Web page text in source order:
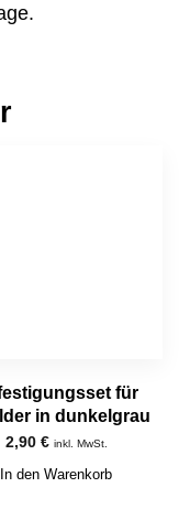
für
in dunkelgrau
2,90 € inkl. MwSt.
In den Warenkorb